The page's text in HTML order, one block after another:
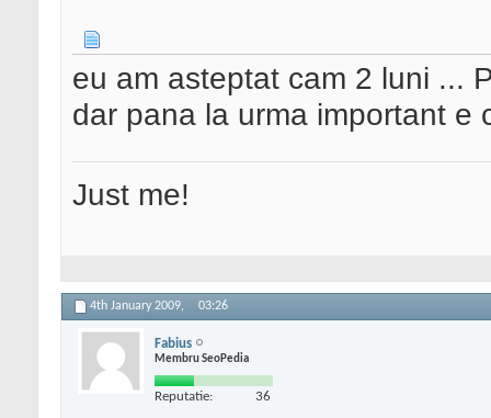
eu am asteptat cam 2 luni ...
dar pana la urma important e
Just me!
4th January 2009, 03:26
Fabius
Membru SeoPedia
Reputatie: 36